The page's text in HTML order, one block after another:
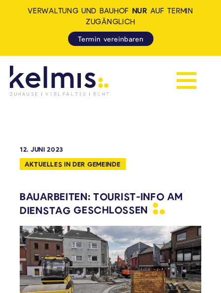
Navigation
VERWALTUNG UND BAUHOF NUR AUF TERMIN
ZUGÄNGLICH
Termin vereinbaren
12. JUNI 2023
AKTUELLES IN DER GEMEINDE
BAUARBEITEN: TOURIST-INFO AM
DIENSTAGGESCHLOSSEN